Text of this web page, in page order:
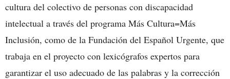
cultura del colectivo de personas con discapacidad
intelectual a través del programa Más Cultura=Más
Inclusión, como de la Fundación del Español Urgente, que
trabaja en el proyecto con lexicógrafos expertos para
garantizar el uso adecuado de las palabras y la corrección